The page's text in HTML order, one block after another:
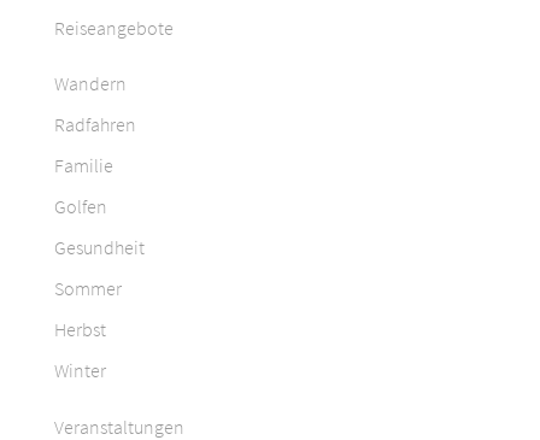
Reiseangebote
Wandern
Radfahren
Familie
Golfen
Gesundheit
Sommer
Herbst
Winter
Veranstaltungen